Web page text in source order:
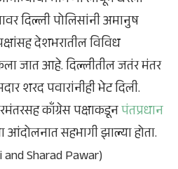
दिल्ली पोलिसांनी अमानुष
देशभरातील विविध
जात आहे. दिल्लीतील जतंर मंतर
शरद पवारांनीही भेट दिली.
काँग्रेस पक्षाकडूनपंतप्रधान
आंदोलनात सहभागी झाल्या होता.
Sharad Pawar)